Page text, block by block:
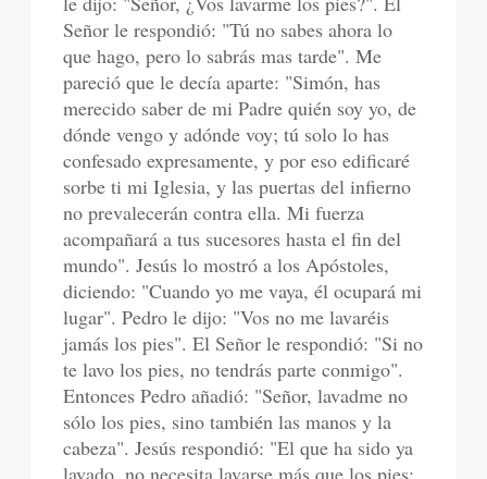
Señor le respondió: "Tú no sabes ahora lo
que hago, pero lo sabrás mas tarde". Me
pareció que le decía aparte: "Simón, has
merecido saber de mi Padre quién soy yo, de
dónde vengo y adónde voy; tú solo lo has
confesado expresamente, y por eso edificaré
sorbe ti mi Iglesia, y las puertas del infierno
no prevalecerán contra ella. Mi fuerza
acompañará a tus sucesores hasta el fin del
mundo". Jesús lo mostró a los Apóstoles,
diciendo: "Cuando yo me vaya, él ocupará mi
lugar". Pedro le dijo: "Vos no me lavaréis
jamás los pies". El Señor le respondió: "Si no
te lavo los pies, no tendrás parte conmigo".
Entonces Pedro añadió: "Señor, lavadme no
sólo los pies, sino también las manos y la
cabeza". Jesús respondió: "El que ha sido ya
lavado, no necesita lavarse más que los pies;